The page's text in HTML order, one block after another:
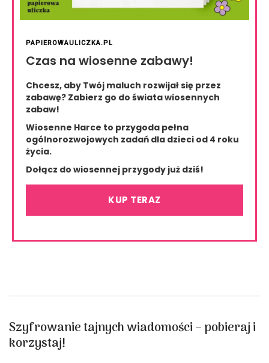
PAPIEROWAULICZKA.PL
Czas na wiosenne zabawy!
Chcesz, aby Twój maluch rozwijał się przez
zabawę? Zabierz go do świata wiosennych
zabaw!
Wiosenne Harce to przygoda pełna
ogólnorozwojowych zadań dla dzieci od 4 roku
życia.
Dołącz do wiosennej przygody już dziś!
KUP TERAZ
Szyfrowanie tajnych wiadomości – pobieraj i
korzystaj!